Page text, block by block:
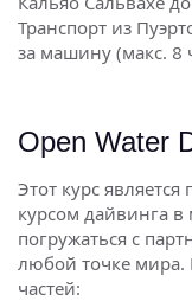
Транспорт из
за машину (макс. 8
Open Water
Этот курс
курсом дайвинга в
погружаться с
любой точке мира.
частей: